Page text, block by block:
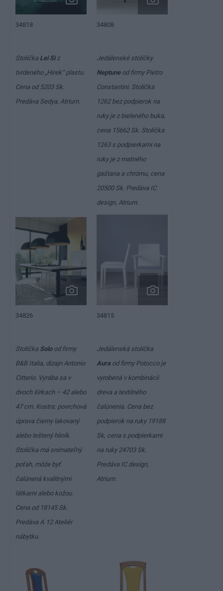
34818 34808
Stolička Lei Siz
tvrdeného „Hirek“ plastu.
Cena od 5203 Sk.
Predáva Sedya, Atrium.
Jedálenské stoličky
Neptuneod firmy Pietro
Constantini. Stolička
1262 bez podpierok na
ruky je z bieleného buka,
cena 15662 Sk. Stolička
1263 s podpierkami na
ruky je z matného
gaštana a chrómu, cena
20500 Sk. Predáva IC
design, Atrium.
34826 34815
Stolička Solood firmy
B&B Italia, dizajn Antonio
Citterio. Vyrába sa v
dvoch šírkach – 42 alebo
47 cm. Kostra: povrchová
úprava čierny lakovaný
alebo leštený hliník.
Stolička má snímateľný
poťah, môže byť
čalúnená kvalitnými
látkami alebo kožou.
Cena od 18145 Sk.
Predáva A ̀12 Ateliér
nábytku.
Jedálenská stolička
Auraod firmy Potocco je
vyrobená v kombinácii
dreva a textilného
čalúnenia. Cena bez
podpierok na ruky 19188
Sk, cena s podpierkami
na ruky 24703 Sk.
Predáva IC design,
Atrium.